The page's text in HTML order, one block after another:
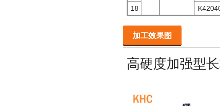
18
加工效果图
高硬度加强型